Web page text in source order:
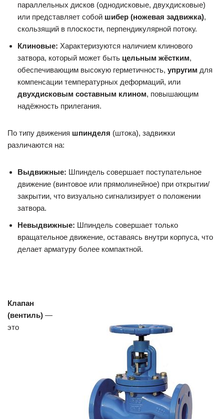
параллельных дисков (однодисковые, двухдисковые)
или представляет собой шибер (ножевая задвижка),
скользящий в плоскости, перпендикулярной потоку.
Клиновые: Характеризуются наличием клинового
затвора, который может быть цельным жёстким,
обеспечивающим высокую герметичность, упругим для
компенсации температурных деформаций, или
двухдисковым составным клином, повышающим
надёжность прилегания.
По типу движения шпинделя (штока), задвижки
различаются на:
Выдвижные: Шпиндель совершает поступательное
движение (винтовое или прямолинейное) при открытии/
закрытии, что визуально сигнализирует о положении
затвора.
Невыдвижные: Шпиндель совершает только
вращательное движение, оставаясь внутри корпуса, что
делает арматуру более компактной.
Клапан
(вентиль) —
это